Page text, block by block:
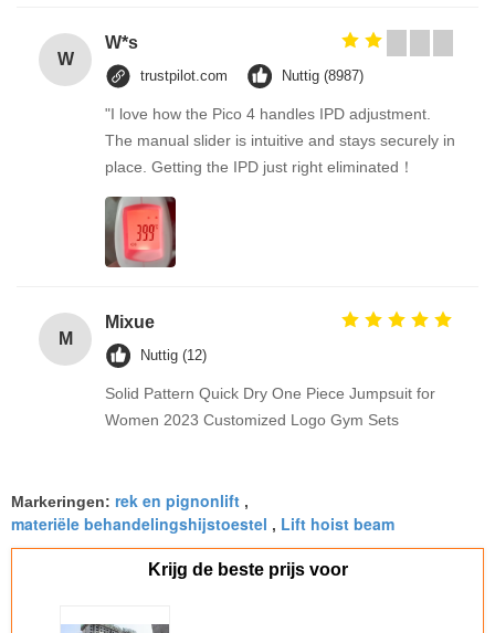
W
W*s
trustpilot.com Nuttig (8987)
"I love how the Pico 4 handles IPD adjustment.
The manual slider is intuitive and stays securely in
place. Getting the IPD just right eliminated！
M
Mixue
Nuttig (12)
Solid Pattern Quick Dry One Piece Jumpsuit for
Women 2023 Customized Logo Gym Sets
Markeringen: rek en pignonlift ,
materiële behandelingshijstoestel , Lift hoist beam
Krijg de beste prijs voor